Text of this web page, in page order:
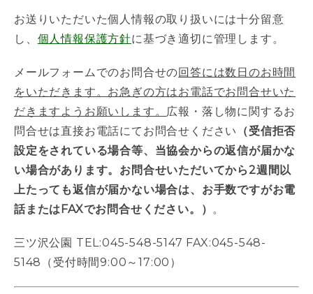
お送りいただいた個人情報の取り扱いには十分留意
し、 個人情報保護方針に基づき適切に管理します。
メールフォームでのお問合せの回答には数日のお時間
をいただきます。お急ぎの方はお電話でお問合せいた
だきますようお願いします。 広報・落し物に関するお
問合せは直接お電話にてお問合せください
（受信拒否
設定をされている場合等、当協会からの返信が届かな
い場合があります。お問合せいただいてから2週間以
上たっても返信が届かない場合は、お手数ですがお電
話またはFAXでお問合せください。） 。
三ツ沢公園 TEL:045-548-5147 FAX:045-548-
5148（受付時間9:00～17:00）